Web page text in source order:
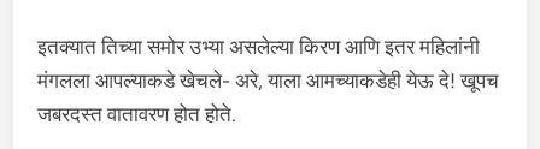
इतक्यात तिच्या समोर उभ्या असलेल्या किरण आणि इतर महिलांनी
मंगलला आपल्याकडे खेचले- अरे, याला आमच्याकडेही येऊ दे! खूपच
जबरदस्त वातावरण होत होते.